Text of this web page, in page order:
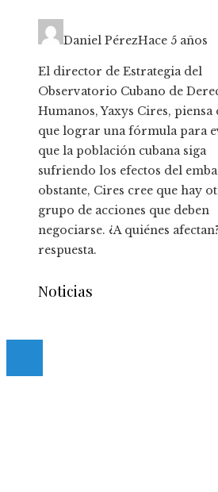
Daniel PérezHace 5 años
El director de Estrategia del
Observatorio Cubano de
Humanos, Yaxys Cires, piensa
que lograr una fórmula para
que la población cubana siga
sufriendo los efectos del
obstante, Cires cree que hay
grupo de acciones que deben
negociarse. ¿A quiénes
respuesta.
Noticias